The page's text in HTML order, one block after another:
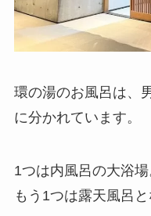
環の湯のお風呂は、
に分かれています。
1つは内風呂の大浴場
もう1つは露天風呂と